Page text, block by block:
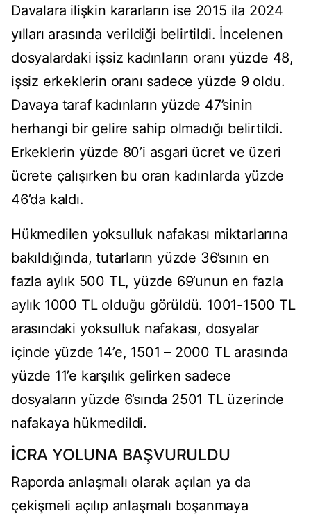
Davalara ilişkin kararların ise 2015 ila 2024
yılları arasında verildiği belirtildi. İncelenen
dosyalardaki işsiz kadınların oranı yüzde 48,
işsiz erkeklerin oranı sadece yüzde 9 oldu.
Davaya taraf kadınların yüzde 47’sinin
herhangi bir gelire sahip olmadığı belirtildi.
Erkeklerin yüzde 80’i asgari ücret ve üzeri
ücrete çalışırken bu oran kadınlarda yüzde
46’da kaldı.
Hükmedilen yoksulluk nafakası miktarlarına
bakıldığında, tutarların yüzde 36’sının en
fazla aylık 500 TL, yüzde 69’unun en fazla
aylık 1000 TL olduğu görüldü. 1001-1500 TL
arasındaki yoksulluk nafakası, dosyalar
içinde yüzde 14’e, 1501 – 2000 TL arasında
yüzde 11’e karşılık gelirken sadece
dosyaların yüzde 6’sında 2501 TL üzerinde
nafakaya hükmedildi.
İCRA YOLUNA BAŞVURULDU
Raporda anlaşmalı olarak açılan ya da
çekişmeli açılıp anlaşmalı boşanmaya